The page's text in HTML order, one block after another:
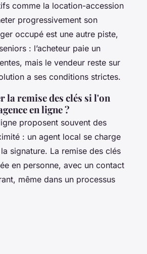
comme la location-accession
progressivement son
occupé est une autre piste,
: l’acheteur paie un
mais le vendeur reste sur
a ses conditions strictes.
la remise des clés si l'on
en ligne ?
proposent souvent des
: un agent local se charge
signature. La remise des clés
en personne, avec un contact
même dans un processus